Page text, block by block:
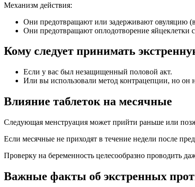
Механизм действия:
Они предотвращают или задерживают овуляцию
Они предотвращают оплодотворение яйцеклетки
Кому следует принимать
Если у вас был незащищенный половой акт.
Или вы использовали метод контрацепции, но он
Влияние таблеток на месячные
Следующая менструация может прийти раньше или
Если месячные не приходят в течение недели после
Проверку на беременность целесообразно проводить
Важные факты об экстренных